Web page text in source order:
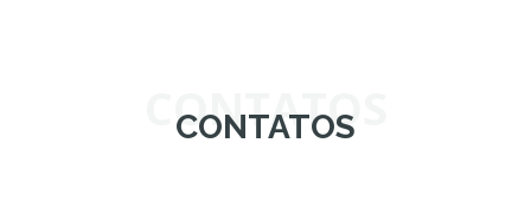
CONTATOS
CONTATOS